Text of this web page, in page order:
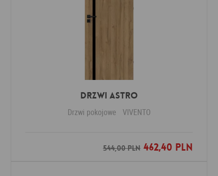
Drzwi ASTRO
Drzwi pokojowe VIVENTO
544,00 PLN462,40 PLN
Dodaj do ulubionych